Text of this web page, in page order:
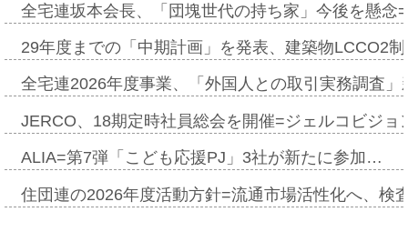
全宅連坂本会長、「団塊世代の持ち家」今後を懸
29年度までの「中期計画」を発表、建築物LCCO2
全宅連2026年度事業、「外国人との取引実務調査
JERCO、18期定時社員総会を開催=ジェルコビジ
ALIA=第7弾「こども応援PJ」3社が新たに参加…
住団連の2026年度活動方針=流通市場活性化へ、検